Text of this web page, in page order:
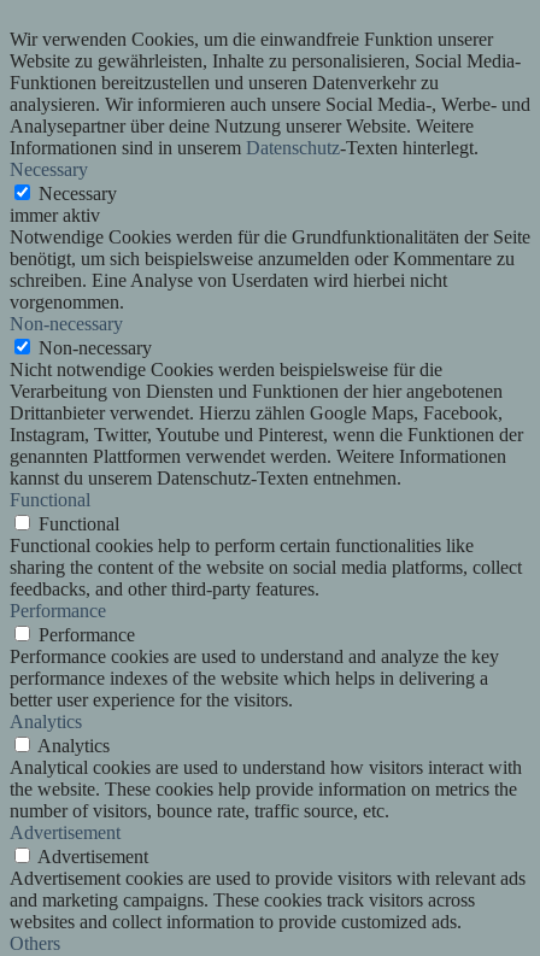
Wir verwenden Cookies, um die einwandfreie Funktion unserer
Website zu gewährleisten, Inhalte zu personalisieren, Social Media-
Funktionen bereitzustellen und unseren Datenverkehr zu
analysieren. Wir informieren auch unsere Social Media-, Werbe- und
Analysepartner über deine Nutzung unserer Website. Weitere
Informationen sind in unserem Datenschutz-Texten hinterlegt.
Necessary
Necessary
immer aktiv
Notwendige Cookies werden für die Grundfunktionalitäten der Seite
benötigt, um sich beispielsweise anzumelden oder Kommentare zu
schreiben. Eine Analyse von Userdaten wird hierbei nicht
vorgenommen.
Non-necessary
Non-necessary
Nicht notwendige Cookies werden beispielsweise für die
Verarbeitung von Diensten und Funktionen der hier angebotenen
Drittanbieter verwendet. Hierzu zählen Google Maps, Facebook,
Instagram, Twitter, Youtube und Pinterest, wenn die Funktionen der
genannten Plattformen verwendet werden. Weitere Informationen
kannst du unserem Datenschutz-Texten entnehmen.
Functional
Functional
Functional cookies help to perform certain functionalities like
sharing the content of the website on social media platforms, collect
feedbacks, and other third-party features.
Performance
Performance
Performance cookies are used to understand and analyze the key
performance indexes of the website which helps in delivering a
better user experience for the visitors.
Analytics
Analytics
Analytical cookies are used to understand how visitors interact with
the website. These cookies help provide information on metrics the
number of visitors, bounce rate, traffic source, etc.
Advertisement
Advertisement
Advertisement cookies are used to provide visitors with relevant ads
and marketing campaigns. These cookies track visitors across
websites and collect information to provide customized ads.
Others